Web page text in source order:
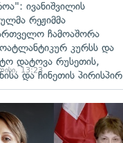
ივანიშვილის
რეჟიმმა
ჩამოაშორა
კურსს და
დატოვა რუსეთის,
და ჩინეთის პირისპირ
13:23